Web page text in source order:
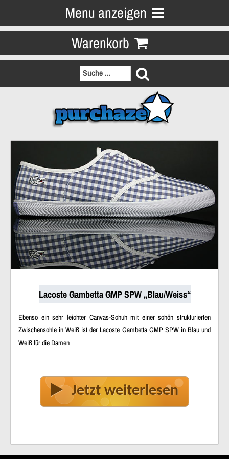
Menu anzeigen
Warenkorb
Lacoste Gambetta GMP SPW „Blau/Weiss“
Ebenso ein sehr leichter Canvas-Schuh mit einer schön strukturierten
Zwischensohle in Weiß ist der Lacoste Gambetta GMP SPW in Blau und
Weiß für die Damen
Jetzt weiterlesen